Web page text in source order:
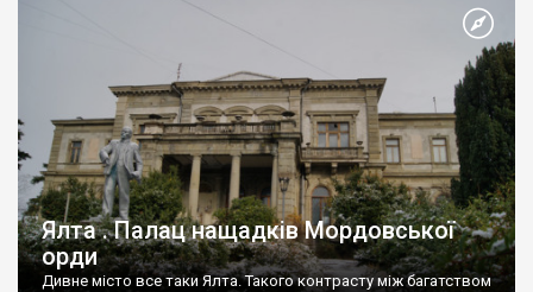
Ялта . Палац нащадків Мордовської
орди
Дивне місто все таки Ялта. Такого контрасту між багатством